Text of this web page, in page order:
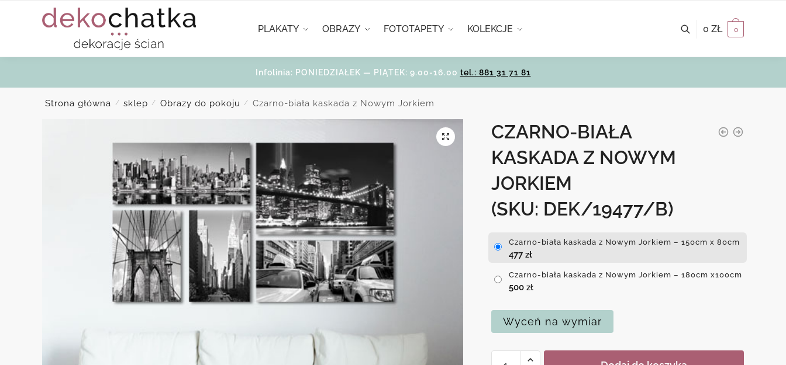
PLAKATY OBRAZY FOTOTAPETY KOLEKCJE 0 ZŁ 0
Infolinia: PONIEDZIAŁEK — PIĄTEK: 9.00-16.00 tel.: 881 31 71 81
Strona główna / sklep / Obrazy do pokoju / Czarno-biała kaskada z Nowym Jorkiem
CZARNO-BIAŁA
KASKADA Z NOWYM
JORKIEM
(SKU: DEK/19477/B)
Czarno-biała kaskada z Nowym Jorkiem – 150cm x 80cm
477 zł
Czarno-biała kaskada z Nowym Jorkiem – 180cm x100cm
500 zł
Wyceń na wymiar